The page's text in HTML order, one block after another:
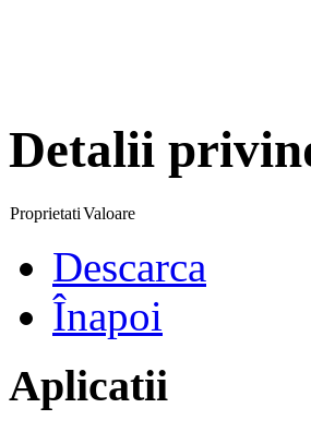
Detalii
ProprietatiValoare
Descarca
Înapoi
Aplicatii